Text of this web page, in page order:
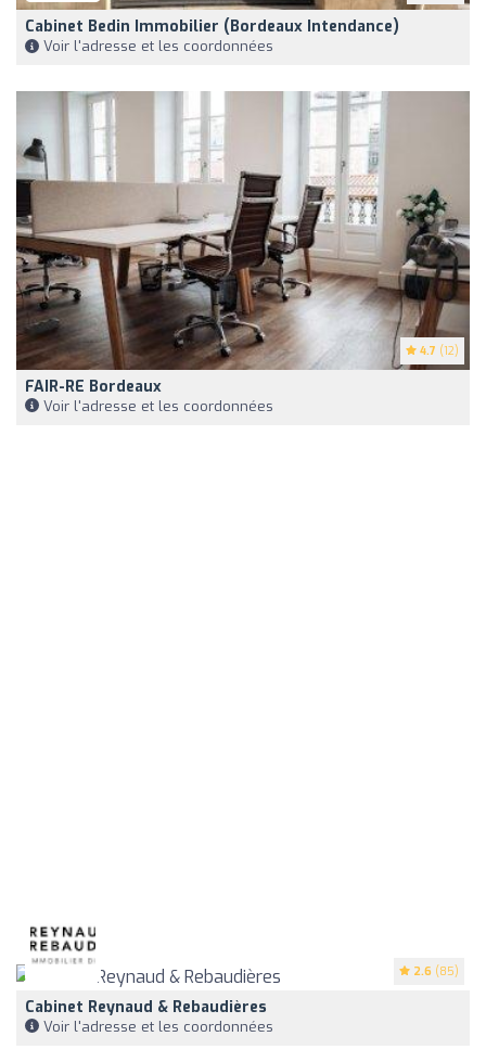
Cabinet Bedin Immobilier (Bordeaux Intendance)
Voir l'adresse et les coordonnées
4.7 (12)
FAIR-RE Bordeaux
Voir l'adresse et les coordonnées
2.6 (85)
Cabinet Reynaud & Rebaudières
Voir l'adresse et les coordonnées